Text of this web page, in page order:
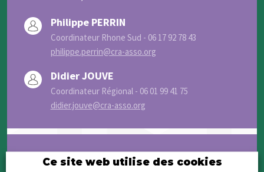
Philippe PERRIN
Coordinateur Rhone Sud - 06 17 92 78 43
philippe.perrin@cra-asso.org
Didier JOUVE
Coordinateur Régional - 06 01 99 41 75
didier.jouve@cra-asso.org
CONTACTS
Ce site web utilise des cookies